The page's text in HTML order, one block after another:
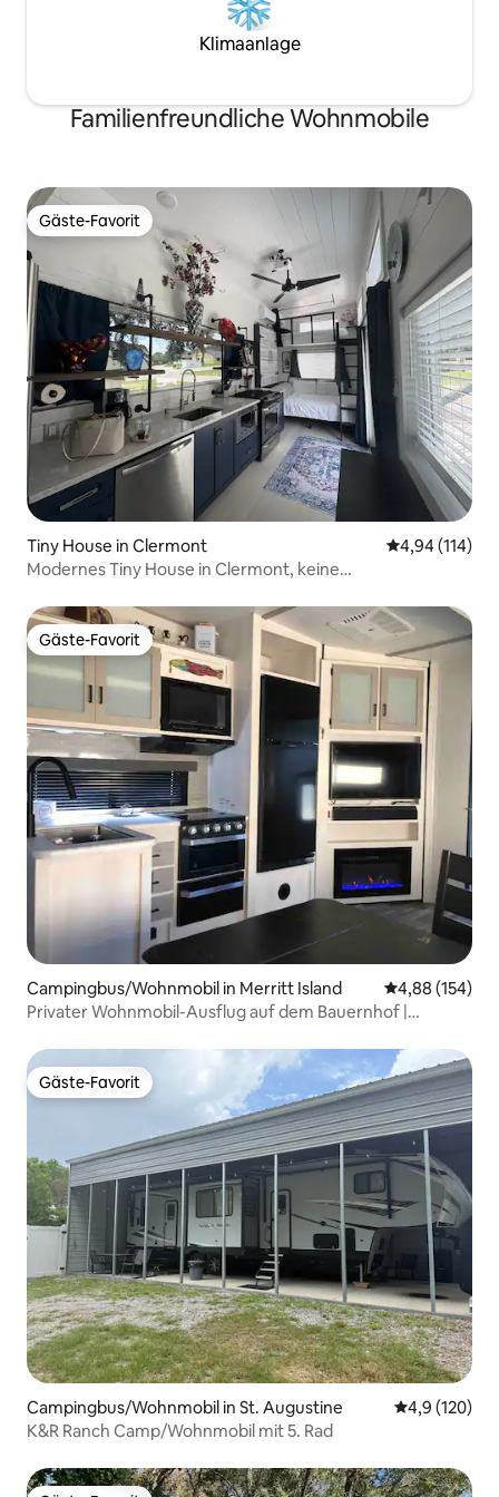
Klimaanlage
Familienfreundliche Wohnmobile
Gäste-Favorit
Gäste-Favorit
Tiny House in Clermont
4,94 (114)
Modernes Tiny House in Clermont, keine
Gäste-Favorit
Gäste-Favorit
Campingbus/Wohnmobil in Merritt Island
4,88 (154)
Privater Wohnmobil-Ausflug auf dem Bauernhof |
Gäste-Favorit
Gäste-Favorit
Campingbus/Wohnmobil in St. Augustine
4,9 (120)
K&R Ranch Camp/Wohnmobil mit 5. Rad